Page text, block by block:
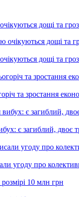
дощі та
дощі та
та зростання
є загиблий, двоє
угоду про